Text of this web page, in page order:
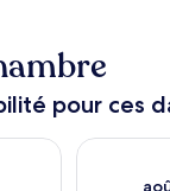
pour ces
ce soir août 8
Vérifier la